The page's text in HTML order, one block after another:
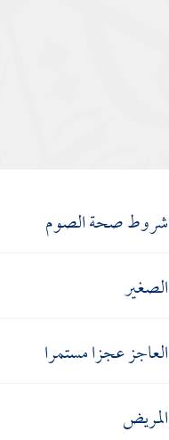
شروط صحة الصوم
الصغير
العاجز عجزا مستمرا
المريض